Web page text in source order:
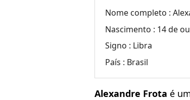
Nome completo :
Nascimento : 14 de
Signo : Libra
País : Brasil
Alexandre Frota é